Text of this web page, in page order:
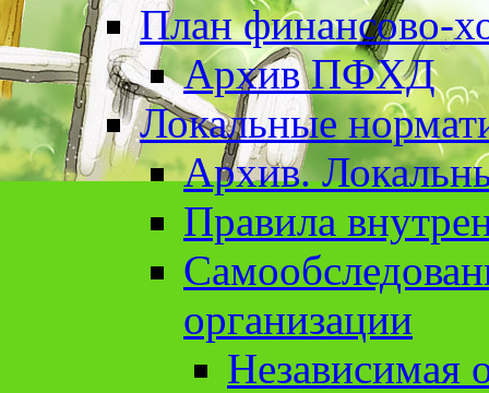
План финансово-
Архив ПФХД
Локальные
Архив.
Правила
организации
Независимая